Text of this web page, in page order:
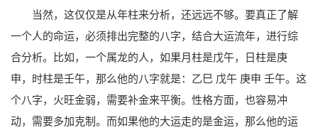
当然，这仅仅是从年柱来分析，还远远不够。要真正了解
一个人的命运，必须排出完整的八字，结合大运流年，进行综
合分析。比如，一个属龙的人，如果月柱是戊午，日柱是庚
申，时柱是壬午，那么他的八字就是：乙巳 戊午 庚申 壬午。这
个八字，火旺金弱，需要补金来平衡。性格方面，也容易冲
动，需要多加克制。而如果他的大运走的是金运，那么他的运